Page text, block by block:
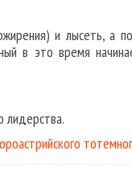
и лысеть, а
в это время
лидерства.